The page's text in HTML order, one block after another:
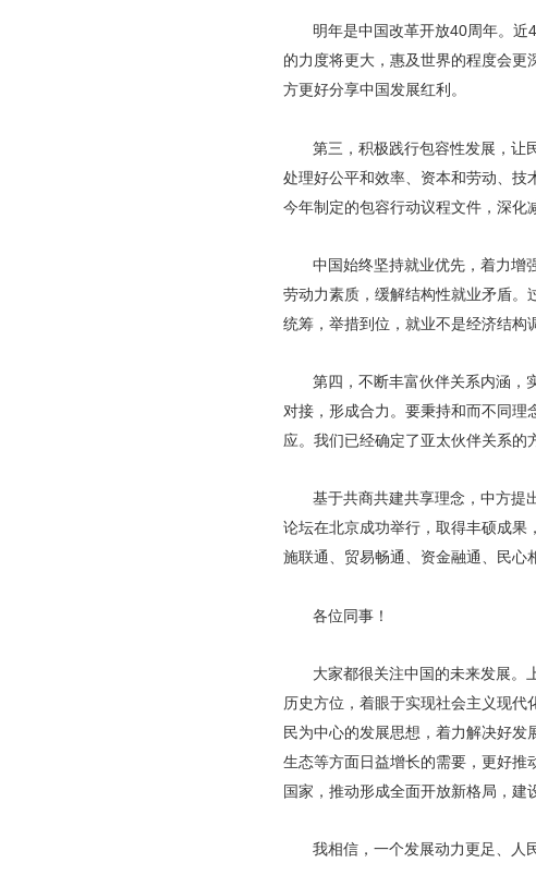
明年是中国改革开放40周年。
的力度将更大，惠及世界的程度会
方更好分享中国发展红利。
第三，积极践行包容性发展，让
处理好公平和效率、资本和劳动、技
今年制定的包容行动议程文件，深化
中国始终坚持就业优先，着力增
劳动力素质，缓解结构性就业矛盾。
统筹，举措到位，就业不是经济结构
第四，不断丰富伙伴关系内涵，
对接，形成合力。要秉持和而不同理
应。我们已经确定了亚太伙伴关系的
基于共商共建共享理念，中方提
论坛在北京成功举行，取得丰硕成果
施联通、贸易畅通、资金融通、民心
各位同事！
大家都很关注中国的未来发展。
历史方位，着眼于实现社会主义现
民为中心的发展思想，着力解决好发
生态等方面日益增长的需要，更好推
国家，推动形成全面开放新格局，建
我相信，一个发展动力更足、人